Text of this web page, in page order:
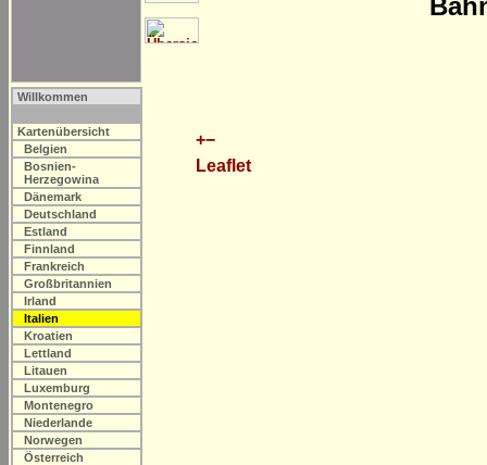
Willkommen
Kartenübersicht
Belgien
Bosnien-
Herzegowina
Dänemark
Deutschland
Estland
Finnland
Frankreich
Großbritannien
Irland
Italien
Kroatien
Lettland
Litauen
Luxemburg
Montenegro
Niederlande
Norwegen
Österreich
+−
Leaflet